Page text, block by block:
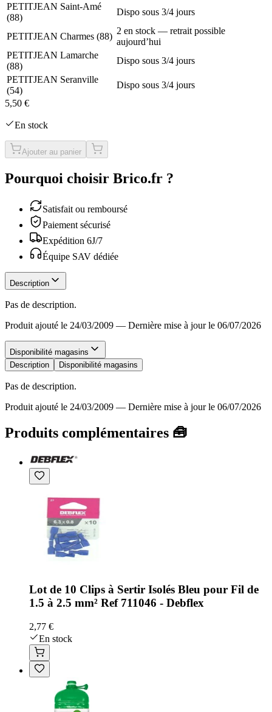
PETITJEAN Saint-Amé
(88)
Dispo sous 3/4 jours
PETITJEAN Charmes (88)
2 en stock — retrait possible
aujourd’hui
PETITJEAN Lamarche
(88)
Dispo sous 3/4 jours
PETITJEAN Seranville
(54)
Dispo sous 3/4 jours
5,50 €
En stock
Ajouter au panier
Pourquoi choisir Brico.fr ?
Satisfait ou remboursé
Paiement sécurisé
Expédition 6J/7
Équipe SAV dédiée
Description
Pas de description.
Produit ajouté le 24/03/2009 — Dernière mise à jour le 06/07/2026
Disponibilité magasins
Description
Disponibilité magasins
Pas de description.
Produit ajouté le 24/03/2009 — Dernière mise à jour le 06/07/2026
Produits complémentaires 🧰
Lot de 10 Clips à Sertir Isolés Bleu pour Fil de
1.5 à 2.5 mm² Ref 711046 - Debflex
2,77 €
En stock